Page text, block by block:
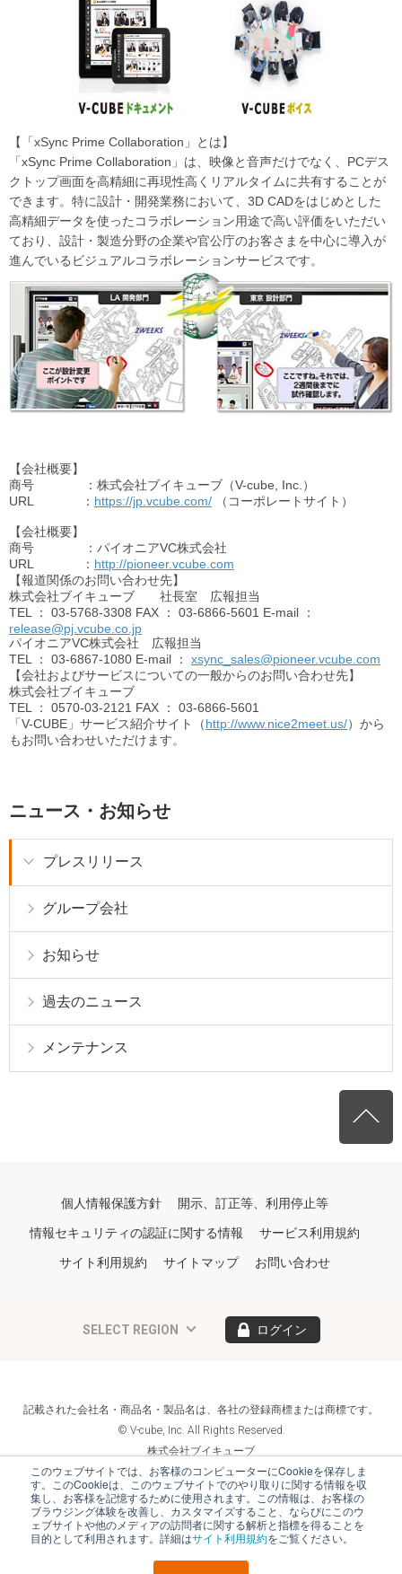
このウェブサイトでは、お客様のコンピューターにCookieを保存しま
す。このCookieは、このウェブサイトでのやり取りに関する情報を収
集し、お客様を記憶するために使用されます。この情報は、お客様の
ブラウジング体験を改善し、カスタマイズすること、ならびにこのウ
ェブサイトや他のメディアの訪問者に関する解析と指標を得ることを
目的として利用されます。詳細はサイト利用規約をご覧ください。
【「xSync Prime Collaboration」とは】
「xSync Prime Collaboration」は、映像と音声だけでなく、PCデス
クトップ画面を高精細に再現性高くリアルタイムに共有することが
できます。特に設計・開発業務において、3D CADをはじめとした
高精細データを使ったコラボレーション用途で高い評価をいただい
ており、設計・製造分野の企業や官公庁のお客さまを中心に導入が
進んでいるビジュアルコラボレーションサービスです。
【会社概要】
商号 ：株式会社ブイキューブ（V-cube, Inc.）
URL
： https://jp.vcube.com/ （コーポレートサイト）
【会社概要】
商号 ：パイオニアVC株式会社
URL
： http://pioneer.vcube.com
【報道関係のお問い合わせ先】
株式会社ブイキューブ 社長室 広報担当
TEL
： 03-5768-3308 FAX
： 03-6866-5601 E-mail ：
release@pj.vcube.co.jp
パイオニアVC株式会社 広報担当
TEL
： 03-6867-1080 E-mail ： xsync_sales@pioneer.vcube.com
【会社およびサービスについての一般からのお問い合わせ先】
株式会社ブイキューブ
TEL
： 0570-03-2121 FAX
： 03-6866-5601
「V-CUBE」サービス紹介サイト（http://www.nice2meet.us/）から
もお問い合わせいただけます。
ニュース・お知らせ
プレスリリース
グループ会社
お知らせ
過去のニュース
メンテナンス
個人情報保護方針 開示、訂正等、利用停止等
情報セキュリティの認証に関する情報 サービス利用規約
サイト利用規約 サイトマップ お問い合わせ
SELECT REGION ログイン
記載された会社名・商品名・製品名は、各社の登録商標または商標です。
© V-cube, Inc. All Rights Reserved.
株式会社ブイキューブ
Follow Us